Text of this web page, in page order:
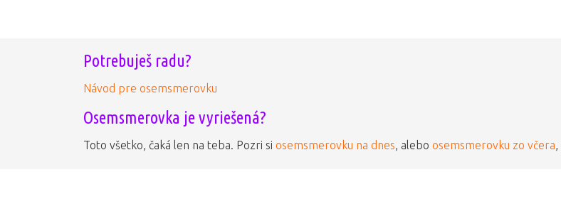
Potrebuješ radu?
Návod pre osemsmerovku
Osemsmerovka je vyriešená?
Toto všetko, čaká len na teba. Pozri si osemsmerovku na dnes , alebo osemsmerovku zo včera